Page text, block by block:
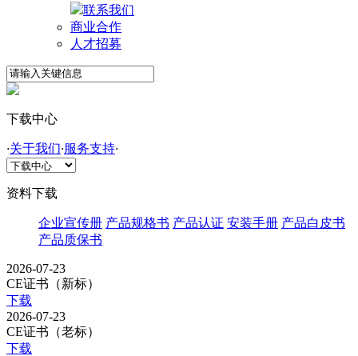
联系我们
商业合作
人才招募
下载中心
·关于我们·服务支持·
资料下载
企业宣传册 产品规格书 产品认证 安装手册 产品白皮书
产品质保书
2026-07-23
CE证书（新标）
下载
2026-07-23
CE证书（老标）
下载